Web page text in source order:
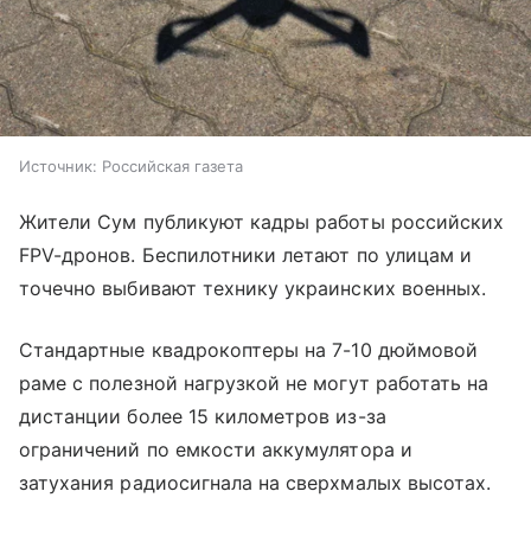
Источник: Российская газета
Жители Сум публикуют кадры работы российских
FPV-дронов. Беспилотники летают по улицам и
точечно выбивают технику украинских военных.
Стандартные квадрокоптеры на 7-10 дюймовой
раме с полезной нагрузкой не могут работать на
дистанции более 15 километров из-за
ограничений по емкости аккумулятора и
затухания радиосигнала на сверхмалых высотах.